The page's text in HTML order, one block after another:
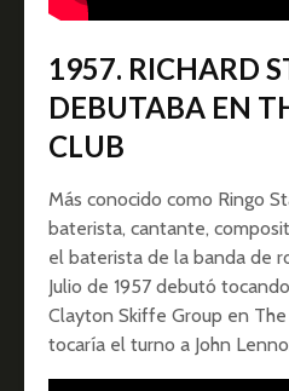
1957. RICHARD
DEBUTABA EN
CLUB
Más conocido como Ringo
baterista, cantante,
el baterista de la banda de
Julio de 1957 debutó
Clayton Skiffe Group en
tocaría el turno a John